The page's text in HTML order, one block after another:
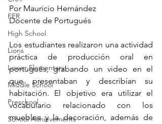
FER
High School
Lions
Lower Elementary
Middle School
Preschool
School Achievements
Por Mauricio Hernández
Docente de Portugués
Los estudiantes realizaron una actividad
práctica de producción oral en
portugués, grabando un video en el
que presentaban y describían su
habitación. El objetivo era utilizar el
vocabulario relacionado con los
muebles y la decoración, además de